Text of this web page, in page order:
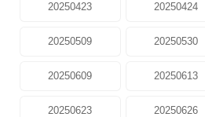
20250423 20250424
20250509 20250530
20250609 20250613
20250623 20250626